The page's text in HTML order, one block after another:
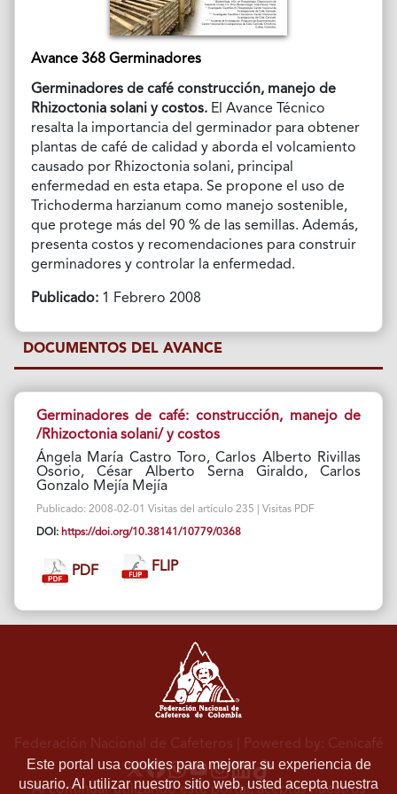
Avance 368 Germinadores
Germinadores de café construcción, manejo de
Rhizoctonia solani y costos. El Avance Técnico
resalta la importancia del germinador para obtener
plantas de café de calidad y aborda el volcamiento
causado por Rhizoctonia solani, principal
enfermedad en esta etapa. Se propone el uso de
Trichoderma harzianum como manejo sostenible,
que protege más del 90 % de las semillas. Además,
presenta costos y recomendaciones para construir
germinadores y controlar la enfermedad.
Publicado:1 Febrero 2008
DOCUMENTOS DEL AVANCE
Germinadores de café: construcción, manejo de
/Rhizoctonia solani/ y costos
Ángela María Castro Toro, Carlos Alberto Rivillas
Osorio, César Alberto Serna Giraldo, Carlos
Gonzalo Mejía Mejía
Publicado: 2008-02-01 Visitas del artículo 235 | Visitas PDF
DOI: https://doi.org/10.38141/10779/0368
PDF FLIP
Este portal usa cookies para mejorar su experiencia de
usuario. Al utilizar nuestro sitio web, usted acepta nuestra
Federación Nacional de Cafeteros | Powered by: Cenicafé
Al continuar utilizando este portal, aceptas nuestros